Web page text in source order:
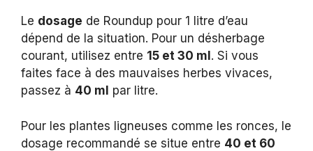
Le dosage de Roundup pour 1 litre d’eau
dépend de la situation. Pour un désherbage
courant, utilisez entre 15 et 30 ml . Si vous
faites face à des mauvaises herbes vivaces,
passez à 40 ml par litre.
Pour les plantes ligneuses comme les ronces, le
dosage recommandé se situe entre 40 et 60